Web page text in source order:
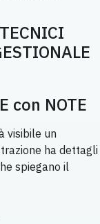
con NOTE
visibile un
ha dettagli
spiegano il